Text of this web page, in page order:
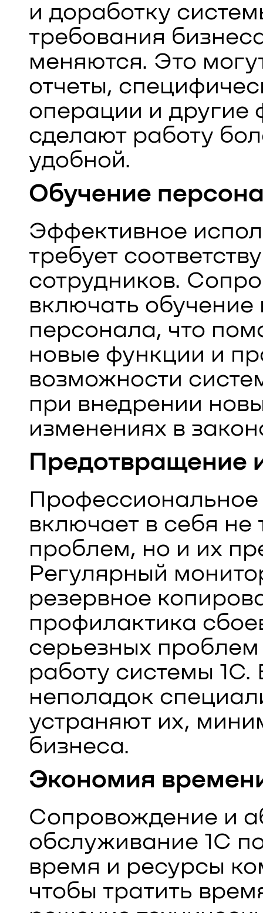
и доработку
требования
меняются. Это
отчеты,
операции и другие
сделают работу
удобной.
Обучение
Эффективное
требует
сотрудников.
включать обучение
персонала, что
новые функции и
возможности
при внедрении
изменениях в
Предотвращение
включает в себя
проблем, но и их
Регулярный
резервное
профилактика
серьезных
работу системы 1С.
неполадок
устраняют их,
бизнеса.
Экономия
Сопровождение и
обслуживание 1С
время и ресурсы
чтобы тратить